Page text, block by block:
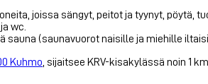
joissa sängyt, peitot ja tyynyt, pöytä,
wc.
sauna (saunavuorot naisille ja miehille
Kuhmo , sijaitsee KRV-kisakylässä noin 1